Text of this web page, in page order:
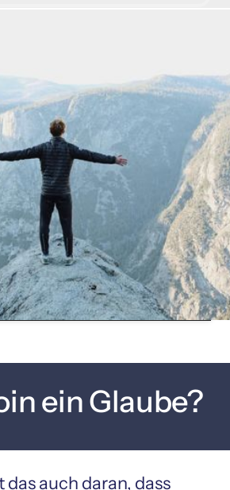
ein Glaube?
auch daran, dass